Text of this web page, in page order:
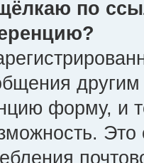
по
форму, и
Это